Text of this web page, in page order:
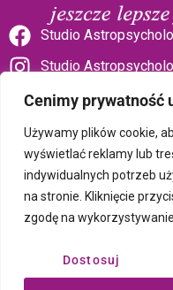
Cenimy prywatność
Używamy plików cookie,
wyświetlać reklamy lub
indywidualnych potrzeb
na stronie. Kliknięcie
zgodę na
Dostosuj
Studio
Studio
Sklep Talizman
Polityka